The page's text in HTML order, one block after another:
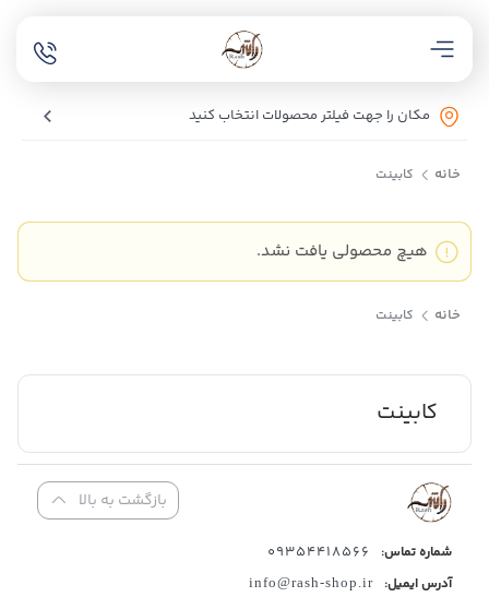
مکان را جهت فیلتر محصولات انتخاب کنید
خانه کابینت
هیچ محصولی یافت نشد.
خانه کابینت
کابینت
بازگشت به بالا
شماره تماس: 09354418566
آدرس ایمیل: info@rash-shop.ir